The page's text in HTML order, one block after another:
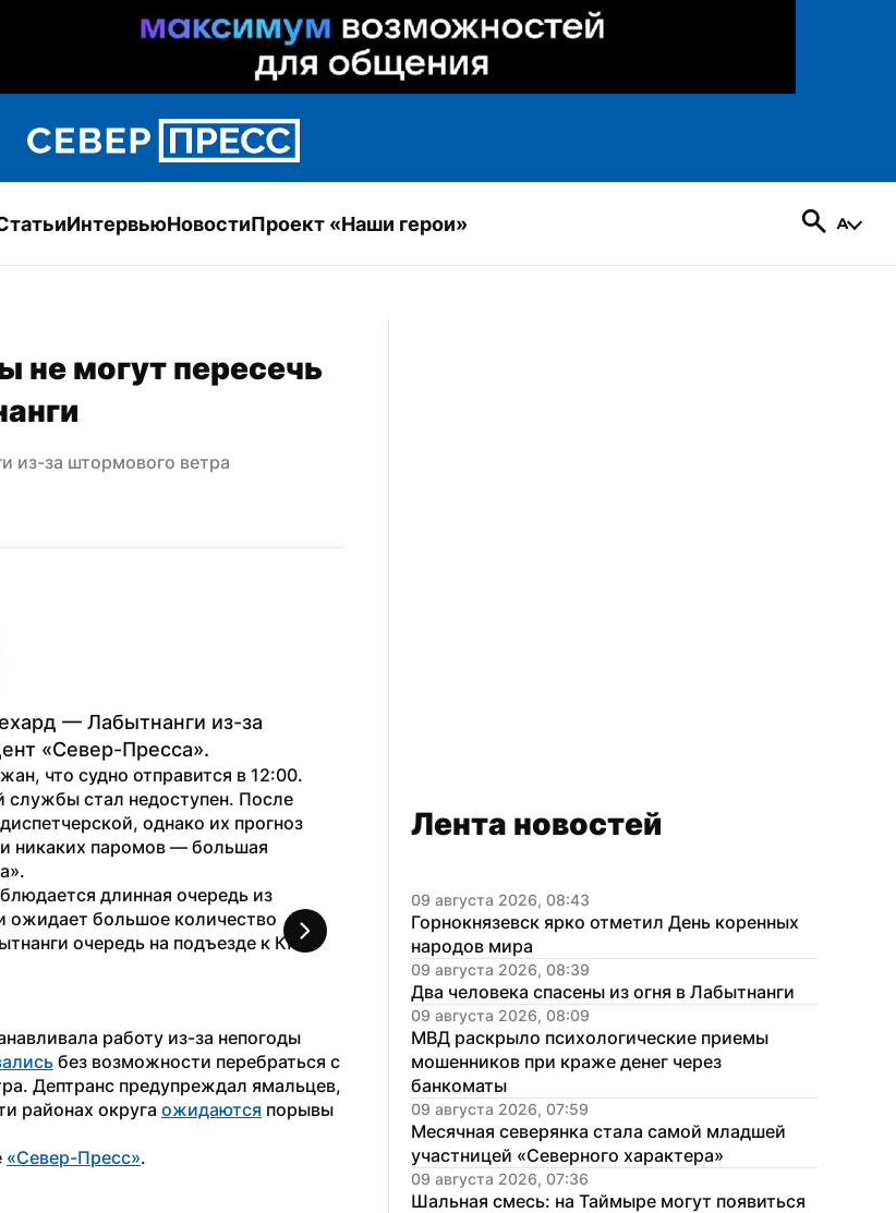
ИнтервьюНовостиПроект «Наши герои»
не могут пересечь
из-за штормового ветра
— Лабытнанги из-за
«Север-Пресса».
что судно отправится в 12:00.
службы стал недоступен. После
однако их прогноз
никаких паромов — большая
длинная очередь из
большое количество
очередь на подъезде к КПП
Online-камеры на переправе «Салехард — Лабытнанги»
работу из-за непогоды
без возможности перебраться с
Дептранс предупреждал ямальцев,
районах округа ожидаются порывы
«Север-Пресс».
Лента новостей
09 августа 2026, 08:43
Горнокнязевск ярко отметил День коренных
народов мира
09 августа 2026, 08:39
Два человека спасены из огня в Лабытнанги
09 августа 2026, 08:09
МВД раскрыло психологические приемы
мошенников при краже денег через
банкоматы
09 августа 2026, 07:59
Месячная северянка стала самой младшей
участницей «Северного характера»
09 августа 2026, 07:36
Шальная смесь: на Таймыре могут появиться